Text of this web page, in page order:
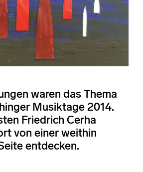
waren das Thema
Musiktage 2014.
Friedrich Cerha
von einer weithin
entdecken.